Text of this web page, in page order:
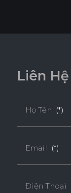
Liên Hệ
Họ Tên (*)
Email (*)
Điện Thoại